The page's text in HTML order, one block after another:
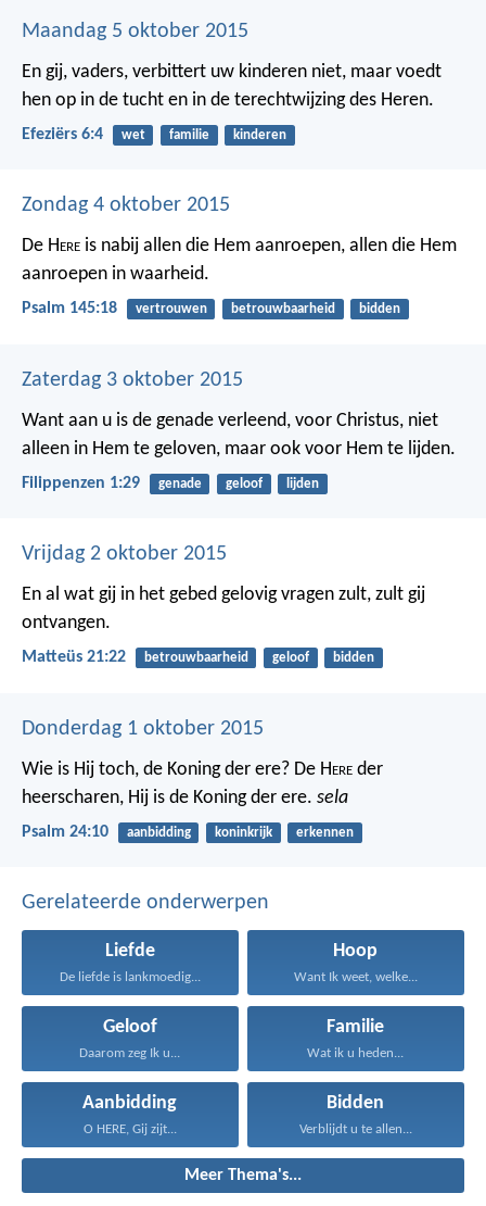
Maandag 5 oktober 2015
En gij, vaders, verbittert uw kinderen niet, maar voedt
hen op in de tucht en in de terechtwijzing des Heren.
Efeziërs 6:4 wet familie kinderen
Zondag 4 oktober 2015
De Here is nabij allen die Hem aanroepen, allen die Hem
aanroepen in waarheid.
Psalm 145:18 vertrouwen betrouwbaarheid bidden
Zaterdag 3 oktober 2015
Want aan u is de genade verleend, voor Christus, niet
alleen in Hem te geloven, maar ook voor Hem te lijden.
Filippenzen 1:29 genade geloof lijden
Vrijdag 2 oktober 2015
En al wat gij in het gebed gelovig vragen zult, zult gij
ontvangen.
Matteüs 21:22 betrouwbaarheid geloof bidden
Donderdag 1 oktober 2015
Wie is Hij toch, de Koning der ere? De Here der
heerscharen, Hij is de Koning der ere. sela
Psalm 24:10 aanbidding koninkrijk erkennen
Gerelateerde onderwerpen
Liefde
De liefde is lankmoedig...
Hoop
Want Ik weet, welke...
Geloof
Daarom zeg Ik u...
Familie
Wat ik u heden...
Aanbidding
O HERE, Gij zijt...
Bidden
Verblijdt u te allen...
Meer Thema's...